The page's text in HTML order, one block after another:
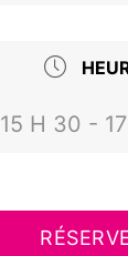
15 H 30 -